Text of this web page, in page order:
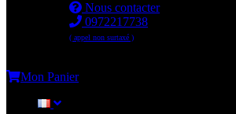
Nous contacter
0972217738
( appel non surtaxé )
Mon Panier